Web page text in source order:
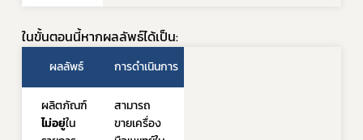
ในขั้นตอนนี้หากผลลัพธ์ได้เป็น:
ผลลัพธ์ การดำเนินการ
ผลิตภัณฑ์
ไม่อยู่ใน
สามารถ
ขายเครื่อง